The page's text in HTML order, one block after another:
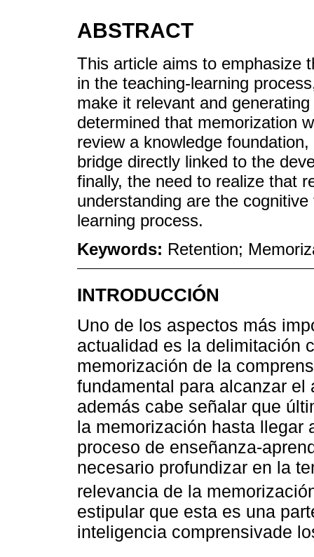
ABSTRACT
This article aims to emphasize
in the teaching-learning
make it relevant and
determined that memorization
review a knowledge
bridge directly linked to the
finally, the need to realize that
understanding are the
learning process.
Keywords: Retention;
INTRODUCCIÓN
Uno de los aspectos más
actualidad es la delimitación
memorización de la
fundamental para alcanzar
además cabe señalar que
la memorización hasta llegar
proceso de enseñanza-
necesario profundizar en la
relevancia de la
estipular que esta es una
inteligencia comprensivade